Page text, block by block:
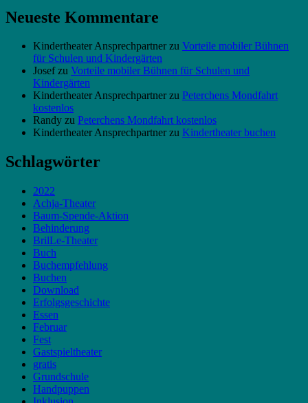
Neueste Kommentare
Kindertheater Ansprechpartner zu Vorteile mobiler Bühnen
für Schulen und Kindergärten
Josefzu Vorteile mobiler Bühnen für Schulen und
Kindergärten
Kindertheater Ansprechpartner zu Peterchens Mondfahrt
kostenlos
Randy zu Peterchens Mondfahrt kostenlos
Kindertheater Ansprechpartner zu Kindertheater buchen
Schlagwörter
2022
Achja-Theater
Baum-Spende-Aktion
Behinderung
BrilLe-Theater
Buch
Buchempfehlung
Buchen
Download
Erfolgsgeschichte
Essen
Februar
Fest
Gastspieltheater
gratis
Grundschule
Handpuppen